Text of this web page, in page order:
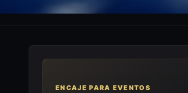
ENCAJE PARA EVENTOS